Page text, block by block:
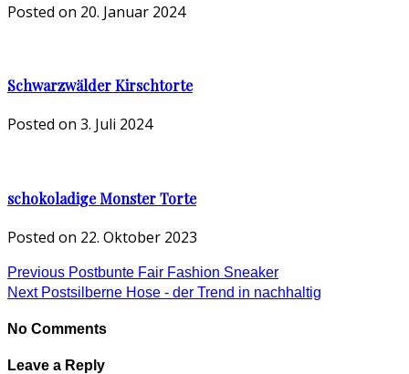
Posted on 20. Januar 2024
Schwarzwälder Kirschtorte
Posted on 3. Juli 2024
schokoladige Monster Torte
Posted on 22. Oktober 2023
Previous Postbunte Fair Fashion Sneaker
Next Postsilberne Hose - der Trend in nachhaltig
No Comments
Leave a Reply